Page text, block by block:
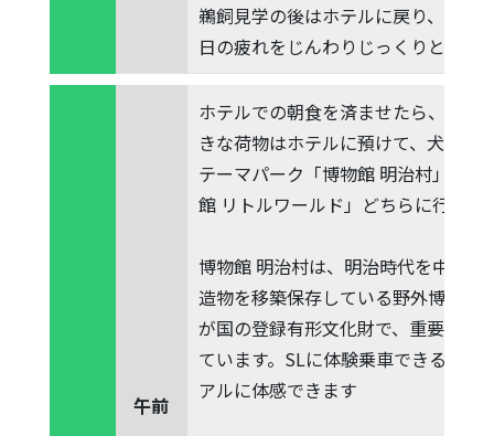
鵜飼見学の後はホテルに戻り、大浴
日の疲れをじんわりじっくりと癒し
午前
ホテルでの朝食を済ませたら、チェ
きな荷物はホテルに預けて、犬山市
テーマパーク「博物館 明治村」か「
館 リトルワールド」どちらに行くか
博物館 明治村は、明治時代を中心に
造物を移築保存している野外博物館
が国の登録有形文化財で、重要文化
ています。SLに体験乗車できるなど
アルに体感できます